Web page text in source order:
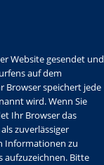
Website gesendet und
auf dem
Browser speichert jede
wird. Wenn Sie
Ihr Browser das
zuverlässiger
Informationen zu
aufzuzeichnen. Bitte